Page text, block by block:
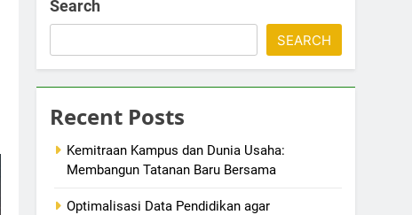
Search
SEARCH
Recent Posts
Kemitraan Kampus dan Dunia Usaha:
Membangun Tatanan Baru Bersama
Optimalisasi Data Pendidikan agar